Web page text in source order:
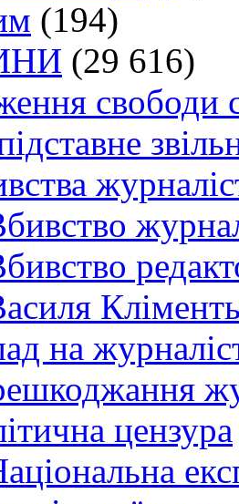
(194)
(29 616)
свободи
на
цензура